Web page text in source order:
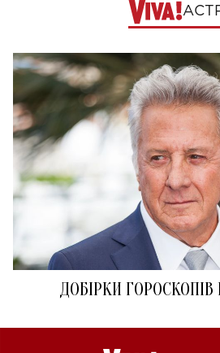
ДОБІРКИ ГОРОСКОПІВ